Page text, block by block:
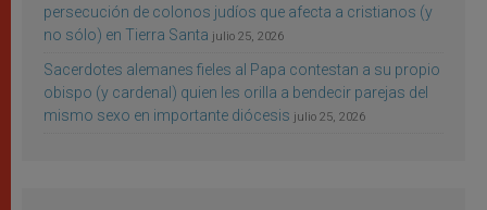
persecución de colonos judíos que afecta a cristianos (y
no sólo) en Tierra Santa julio 25, 2026
Sacerdotes alemanes fieles al Papa contestan a su propio
obispo (y cardenal) quien les orilla a bendecir parejas del
mismo sexo en importante diócesis julio 25, 2026